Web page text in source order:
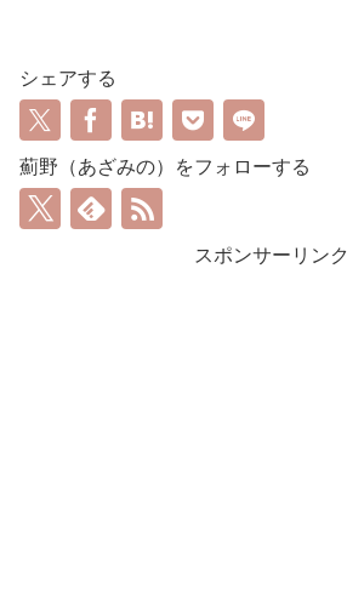
シェアする
薊野（あざみの）をフォローする
スポンサーリンク